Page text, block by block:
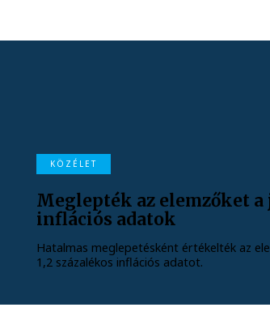
KÖZÉLET
Meglepték az elemzőket
inflációs adatok
Hatalmas meglepetésként értékelték az
1,2 százalékos inflációs adatot.